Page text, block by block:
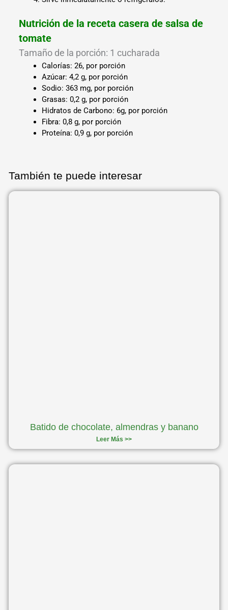
Nutrición de la receta casera de salsa de
tomate
Tamaño de la porción: 1 cucharada
Calorías: 26, por porción
Azúcar: 4,2 g, por porción
Sodio: 363 mg, por porción
Grasas: 0,2 g, por porción
Hidratos de Carbono: 6g, por porción
Fibra: 0,8 g, por porción
Proteína: 0,9 g, por porción
También te puede interesar
Batido de chocolate, almendras y banano
Leer Más >>